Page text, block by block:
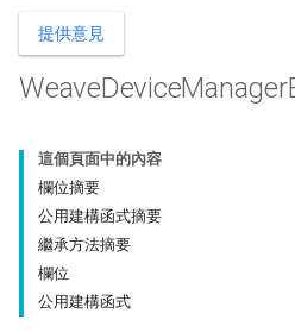
提供意見
WeaveDeviceManager
這個頁面中的內容
欄位摘要
公用建構函式摘要
繼承方法摘要
欄位
公用建構函式